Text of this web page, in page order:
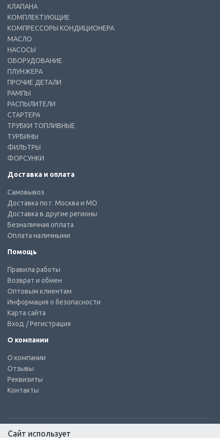
КЛАПАНА
КОМПЛЕКТУЮЩИЕ
КОМПРЕССОРЫ КОНДИЦИОНЕРА
МАСЛО
НАСОСЫ
ОБОРУДОВАНИЕ
ПЛУНЖЕРА
ПРОЧИЕ ДЕТАЛИ
РАМПЫ
РАСПЫЛИТЕЛИ
СТАРТЕРА
ТРУБКИ ТОПЛИВНЫЕ
ТУРБИНЫ
ФИЛЬТРЫ
ФОРСУНКИ
Доставка и оплата
Самовывоз
Доставка по г. Москва и МО
Доставка в другие регионы
Безналичная оплата
Оплата наличными
Помощь
Правила работы
Возврат и обмен
Оптовым клиентам
Информация о безопасности
Карта сайта
Вход / Регистрация
О компании
О компании
Отзывы
Реквизиты
Контакты
Сайт использует